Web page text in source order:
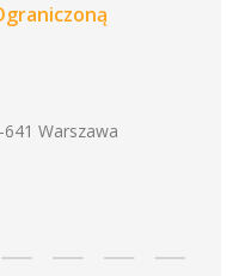
Warszawa